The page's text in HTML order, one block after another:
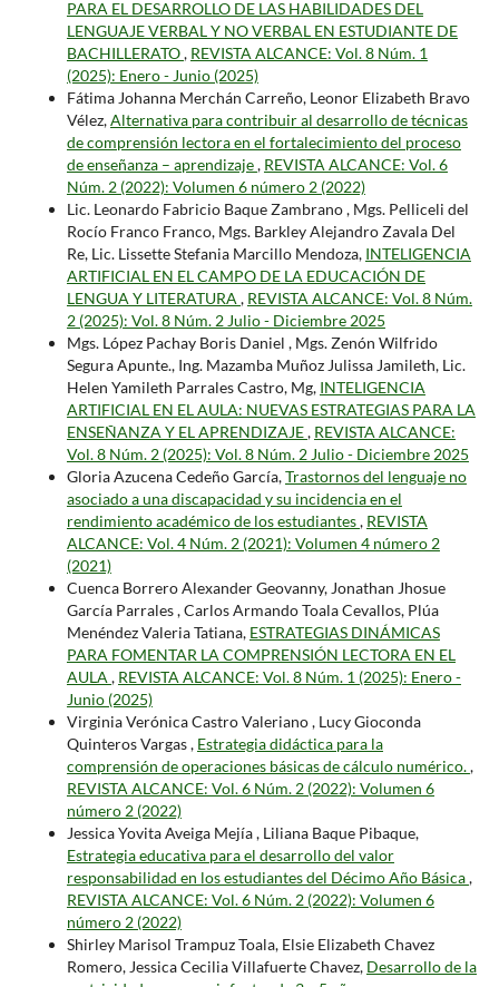
PARA EL DESARROLLO DE LAS HABILIDADES DEL
LENGUAJE VERBAL Y NO VERBAL EN ESTUDIANTE DE
BACHILLERATO, REVISTA ALCANCE: Vol. 8 Núm. 1
(2025): Enero - Junio (2025)
Fátima Johanna Merchán Carreño, Leonor Elizabeth Bravo
Vélez,Alternativa para contribuir al desarrollo de técnicas
de comprensión lectora en el fortalecimiento del proceso
de enseñanza – aprendizaje, REVISTA ALCANCE: Vol. 6
Núm. 2 (2022): Volumen 6 número 2 (2022)
Lic. Leonardo Fabricio Baque Zambrano , Mgs. Pelliceli del
Rocío Franco Franco, Mgs. Barkley Alejandro Zavala Del
Re, Lic. Lissette Stefania Marcillo Mendoza, INTELIGENCIA
ARTIFICIAL EN EL CAMPO DE LA EDUCACIÓN DE
LENGUA Y LITERATURA , REVISTA ALCANCE: Vol. 8 Núm.
2 (2025): Vol. 8 Núm. 2 Julio - Diciembre 2025
Mgs. López Pachay Boris Daniel , Mgs. Zenón Wilfrido
Segura Apunte., Ing. Mazamba Muñoz Julissa Jamileth, Lic.
Helen Yamileth Parrales Castro, Mg, INTELIGENCIA
ARTIFICIAL EN EL AULA: NUEVAS ESTRATEGIAS PARA LA
ENSEÑANZA Y EL APRENDIZAJE, REVISTA ALCANCE:
Vol. 8 Núm. 2 (2025): Vol. 8 Núm. 2 Julio - Diciembre 2025
Gloria Azucena Cedeño García,Trastornos del lenguaje no
asociado a una discapacidad y su incidencia en el
rendimiento académico de los estudiantes, REVISTA
ALCANCE: Vol. 4 Núm. 2 (2021): Volumen 4 número 2
(2021)
Cuenca Borrero Alexander Geovanny, Jonathan Jhosue
García Parrales , Carlos Armando Toala Cevallos, Plúa
Menéndez Valeria Tatiana, ESTRATEGIAS DINÁMICAS
PARA FOMENTAR LA COMPRENSIÓN LECTORA EN EL
AULA , REVISTA ALCANCE: Vol. 8 Núm. 1 (2025): Enero -
Junio (2025)
Virginia Verónica Castro Valeriano , Lucy Gioconda
Quinteros Vargas , Estrategia didáctica para la
comprensión de operaciones básicas de cálculo numérico.,
REVISTA ALCANCE: Vol. 6 Núm. 2 (2022): Volumen 6
número 2 (2022)
Jessica Yovita Aveiga Mejía , Liliana Baque Pibaque,
Estrategia educativa para el desarrollo del valor
responsabilidad en los estudiantes del Décimo Año Básica,
REVISTA ALCANCE: Vol. 6 Núm. 2 (2022): Volumen 6
número 2 (2022)
Shirley Marisol Trampuz Toala, Elsie Elizabeth Chavez
Romero, Jessica Cecilia Villafuerte Chavez, Desarrollo de la